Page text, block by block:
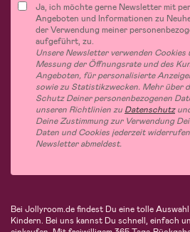
Ja, ich möchte gerne Newsletter mit
Angeboten und Informationen zu
der Verwendung meiner
aufgeführt, zu.
Unsere Newsletter verwenden
Messung der Öffnungsrate und des
Angeboten, für personalisierte
sowie zu Statistikzwecken. Mehr über
Schutz Deiner personenbezogenen
unseren Richtlinien zu Datenschutz
Deine Zustimmung zur Verwendung
Daten und Cookies jederzeit
Newsletter abmeldest.
Bei Jollyroom.de findest Du eine tolle
Kindern. Bei uns kannst Du schnell, einfach